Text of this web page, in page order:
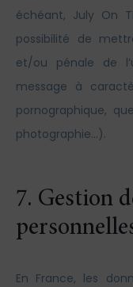
échéant, July On
possibilité de
et/ou pénale de
message à
pornographique,
photographie…).
7. Gestion
En France, les